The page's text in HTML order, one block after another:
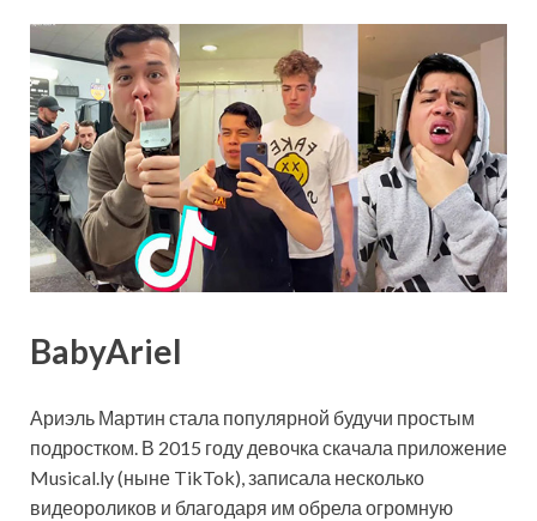
BabyAriel
Ариэль Мартин стала популярной будучи простым
подростком. В 2015 году девочка скачала приложение
Musical.ly (ныне TikTok), записала несколько
видеороликов и благодаря им обрела огромную